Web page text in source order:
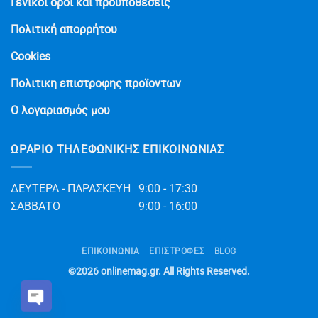
Πολιτική απορρήτου
Cookies
Πολιτικη επιστροφης προϊοντων
Ο λογαριασμός μου
ΩΡΆΡΙΟ ΤΗΛΕΦΩΝΙΚΉΣ ΕΠΙΚΟΙΝΩΝΊΑΣ
ΔΕΥΤΕΡΑ - ΠΑΡΑΣΚΕΥΗ
9:00 - 17:30
ΣΑΒΒΑΤΟ
9:00 - 16:00
ΕΠΙΚΟΙΝΩΝΊΑ ΕΠΙΣΤΡΟΦΕΣ BLOG
©2026onlinemag.gr. All Rights Reserved.